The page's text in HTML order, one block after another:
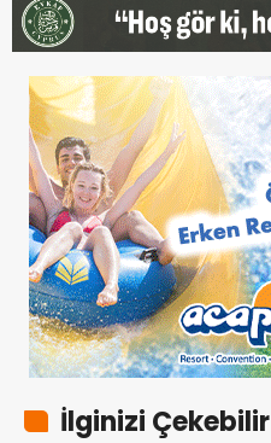
İlginizi Çekebilir